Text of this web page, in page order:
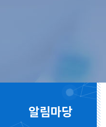
알림마당